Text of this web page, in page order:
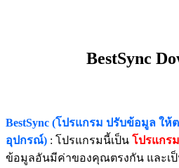
BestSync
BestSync (โปรแกรม ปรับข้อมูล ให้
อุปกรณ์) : โปรแกรมนี้เป็น โปรแกร
ข้อมูลอันมีค่าของคุณตรงกัน และเ